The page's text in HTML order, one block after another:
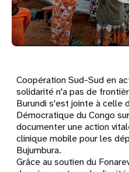
Coopération Sud-Sud en
solidarité n'a pas de
Burundi s'est jointe à celle
Démocratique du Congo
documenter une action
clinique mobile pour les
Bujumbura.
Grâce au soutien du